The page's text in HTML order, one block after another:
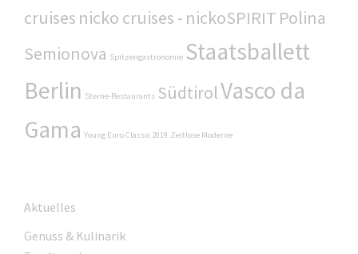
cruises nicko cruises - nickoSPIRIT Polina
Semionova Spitzengastronomie Staatsballett
Berlin Sterne-Restaurants SüdtirolVasco da
Gama Young Euro Classic 2019 Zeitlose Moderne
Aktuelles
Genuss & Kulinarik